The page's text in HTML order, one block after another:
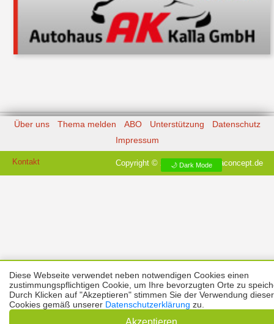
Kontakt
Über uns Thema melden ABO Unterstützung
Datenschutz
Impressum
🌙 Dark Mode
Copyright © 2026 |Prinzmediaconcept.de
Diese Webseite verwendet neben notwendigen Cookies einen
zustimmungspflichtigen Cookie, um Ihre bevorzugten Orte zu
Durch Klicken auf "Akzeptieren" stimmen Sie der Verwendung dieser
Cookies gemäß unserer Datenschutzerklärung zu.
Akzeptieren